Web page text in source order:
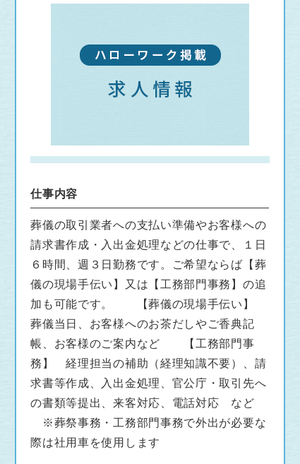
仕事内容
葬儀の取引業者への支払い準備やお客様への
請求書作成・入出金処理などの仕事で、１日
６時間、週３日勤務です。ご希望ならば【葬
儀の現場手伝い】又は【工務部門事務】の追
加も可能です。 【葬儀の現場手伝い】
葬儀当日、お客様へのお茶だしやご香典記
帳、お客様のご案内など 【工務部門事
務】 経理担当の補助（経理知識不要）、請
求書等作成、入出金処理、官公庁・取引先へ
の書類等提出、来客対応、電話対応 など
※葬祭事務・工務部門事務で外出が必要な
際は社用車を使用します